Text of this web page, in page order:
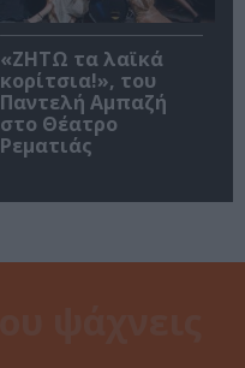
«ΖΗΤΩ τα λαϊκά
κορίτσια!», του
Παντελή Αμπαζή
στο Θέατρο
Ρεματιάς